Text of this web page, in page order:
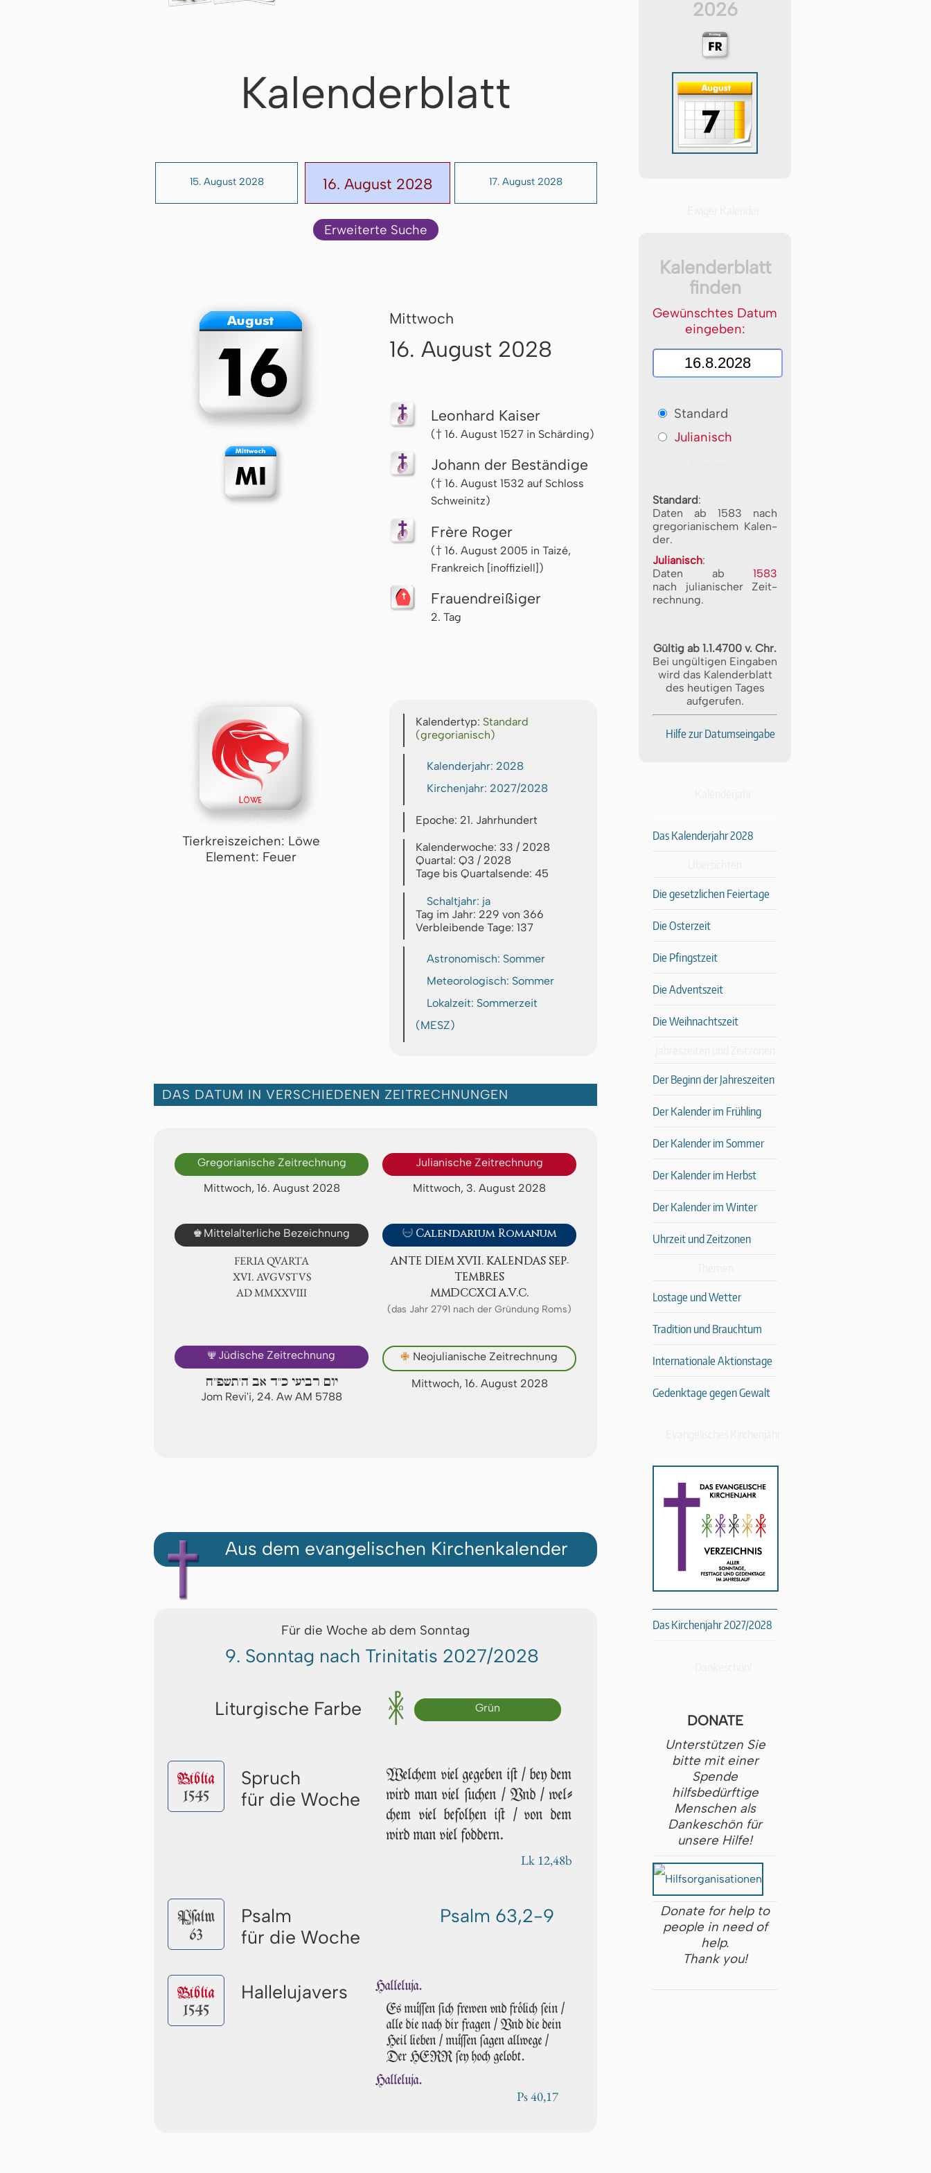
Kalenderblatt
15. August 2028 16. August 2028 17. August 2028
Erweiterte Suche
Mittwoch
16. August 2028
Leonhard Kaiser
(† 16. August 1527 in Schärding)
Johann der Beständige
(† 16. August 1532 auf Schloss
Schweinitz)
Frère Roger
(† 16. August 2005 in Taizé,
Frankreich [inoffiziell])
Frau­en­drei­ßi­ger
2. Tag
Tierkreiszeichen: Löwe
Element: Feuer
Kalendertyp: Standard
(gregorianisch)
Kalenderjahr: 2028
Kirchenjahr: 2027/2028
Epoche: 21. Jahrhundert
Kalenderwoche: 33 / 2028
Quartal: Q3 / 2028
Tage bis Quartalsende: 45
Schaltjahr: ja
Tag im Jahr: 229 von 366
Verbleibende Tage: 137
Astronomisch: Sommer
Meteorologisch: Sommer
Lokalzeit: Sommerzeit
(MESZ)
DAS DATUM IN VERSCHIEDENEN ZEITRECHNUNGEN
Gregorianische Zeitrechnung
Mittwoch, 16. August 2028
Julianische Zeitrechnung
Mittwoch, 3. August 2028
♚ Mittelalterliche Bezeichnung
FERIA QUARTA
ⅩⅥ. AVGVSTVS
AD ⅯⅯⅩⅩⅧ
 Calendarium Romanum
ANTE DIEM XVII. KA­LEN­DAS SEP­
TEMB­RES
ⅯⅯⅮⅭⅭⅩⅭⅠ A.V.C.
(das Jahr 2791 nach der Gründung Roms)
🕎 Jüdische Zeitrechnung
יום רביעי כ"ד אב ה'תשפ"ח
Jom Revi'i, 24. Aw AM 5788
✙ Neojulianische Zeitrechnung
Mittwoch, 16. August 2028
Aus dem evangelischen Kirchenkalender
Für die Woche ab dem Sonntag
9. Sonntag nach Trinitatis 2027/2028
Liturgische Farbe Grün
Biblia
1545
Spruch
für die Woche
Welchem viel gegeben iſt / bey dem
wird man viel ſu­chen / Vnd / wel­
chem viel be­fol­hen iſt / von dem
wird man viel foddern.
Lk 12,48b
Pſalm
63
Psalm
für die Woche
Psalm 63,2-9
Biblia
1545
Hallelujavers
Halleluja.
Es müſſen ſich frewen vnd frö­lich ſein /
alle die nach dir fragen / Vnd die dein
Heil lie­ben / müſſen ſa­gen allwege /
Der HERR ſey hoch gelobt.
Halleluja.
Ps 40,17
2026
Kalenderblatt
finden
Gewünschtes Datum
eingeben:
Standard
Julianisch
Standard:
Daten ab 1583 nach
gre­go­ri­a­ni­schem Ka­len­
der.
Julianisch:
Daten ab 1583
nach ju­li­a­ni­scher Zeit­
rech­nung.
Gültig ab 1.1.4700 v. Chr.
Bei ungültigen Eingaben
wird das Kalenderblatt
des heutigen Tages
aufgerufen.
Hilfe zur Datumseingabe
Das Kalenderjahr 2028
Die gesetzlichen Feiertage
Die Osterzeit
Die Pfingstzeit
Die Adventszeit
Die Weihnachtszeit
Der Beginn der Jahreszeiten
Der Kalender im Frühling
Der Kalender im Sommer
Der Kalender im Herbst
Der Kalender im Winter
Uhrzeit und Zeitzonen
Lostage und Wetter
Tradition und Brauchtum
Internationale Aktionstage
Gedenktage gegen Gewalt
Das Kirchenjahr 2027/2028
DONATE
Unterstützen Sie
bitte mit einer
Spende
hilfsbedürftige
Menschen als
Dankeschön für
unsere Hilfe!
Donate for help to
people in need of
help.
Thank you!